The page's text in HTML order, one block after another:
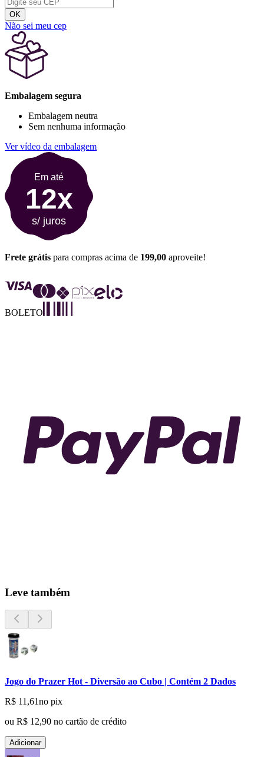
OK
Não sei meu cep
Embalagem segura
Embalagem neutra
Sem nenhuma informação
Ver vídeo da embalagem
Em até
12x
s/ juros
Frete grátis para compras acima de 199,00 aproveite!
BOLETO
Leve também
Jogo do Prazer Hot - Diversão ao Cubo | Contém 2 Dados
R$ 11,61no pix
ou R$ 12,90 no cartão de crédito
Adicionar